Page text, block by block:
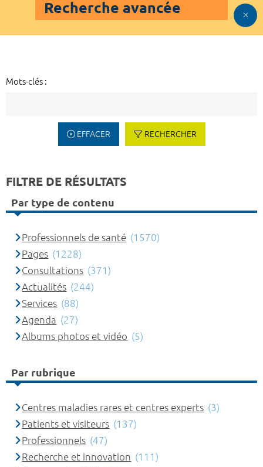
Recherche avancée
Mots-clés :
EFFACER RECHERCHER
FILTRE DE RÉSULTATS
Par type de contenu
Professionnels de santé (1570)
Pages (1228)
Consultations (371)
Actualités (244)
Services (88)
Agenda (27)
Albums photos et vidéo (5)
Par rubrique
Centres maladies rares et centres experts (3)
Patients et visiteurs (137)
Professionnels (47)
Recherche et innovation (111)